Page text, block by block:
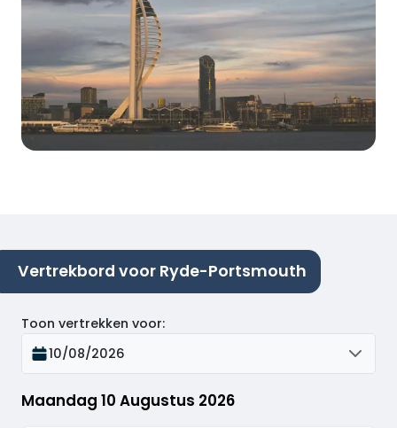
Vertrekbord voor Ryde-Portsmouth
Maandag 10 Augustus 2026
Toon vertrekken voor:
10/08/2026